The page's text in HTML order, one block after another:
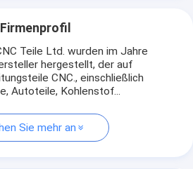
Firmenprofil
Teile Ltd. wurden im Jahre
hergestellt, der auf
CNC., einschließlich
Autoteile, Kohlenstof...
Sie mehr an